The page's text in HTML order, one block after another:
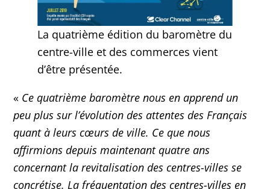
La quatrième édition du baromètre du
centre-ville et des commerces vient
d’être présentée.
« Ce quatrième baromètre nous en apprend un
peu plus sur l’évolution des attentes des Français
quant à leurs cœurs de ville. Ce que nous
affirmions depuis maintenant quatre ans
concernant la revitalisation des centres-villes se
concrétise. La fréquentation des centres-villes en